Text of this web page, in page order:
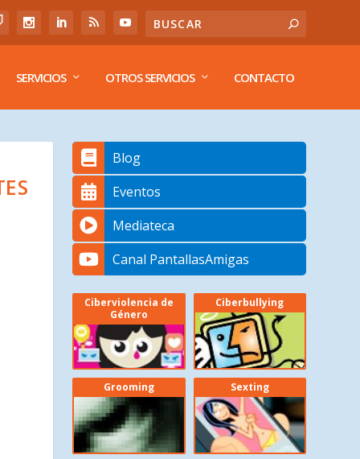
SERVICIOS OTROS SERVICIOS CONTACTO
Blog
Eventos
Mediateca
Canal PantallasAmigas
Ciberviolencia de
Género
Ciberbullying
Grooming Sexting